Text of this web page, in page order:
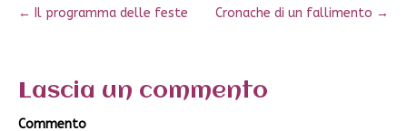
← Il programma delle feste Cronache di un fallimento →
Lascia un commento
Commento